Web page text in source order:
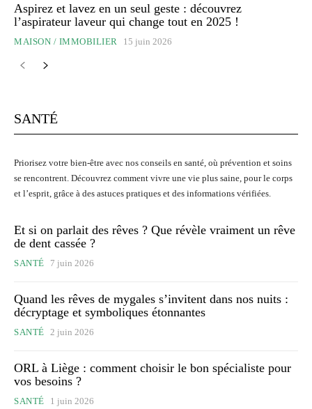
Aspirez et lavez en un seul geste : découvrez
l’aspirateur laveur qui change tout en 2025 !
MAISON / IMMOBILIER 15 juin 2026
SANTÉ
Priorisez votre bien-être avec nos conseils en santé, où prévention et soins
se rencontrent. Découvrez comment vivre une vie plus saine, pour le corps
et l’esprit, grâce à des astuces pratiques et des informations vérifiées.
Et si on parlait des rêves ? Que révèle vraiment un rêve
de dent cassée ?
SANTÉ 7 juin 2026
Quand les rêves de mygales s’invitent dans nos nuits :
décryptage et symboliques étonnantes
SANTÉ 2 juin 2026
ORL à Liège : comment choisir le bon spécialiste pour
vos besoins ?
SANTÉ 1 juin 2026